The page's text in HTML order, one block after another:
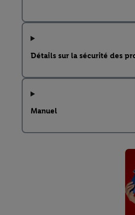
Détails sur la sécurité des
Manuel